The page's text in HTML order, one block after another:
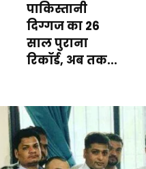
पाकिस्तानी
दिग्गज का 26
साल पुराना
रिकॉर्ड, अब तक...